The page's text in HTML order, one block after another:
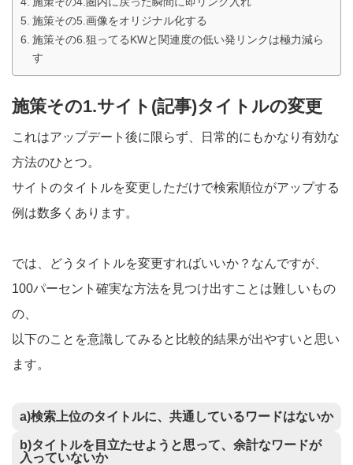
施策その5.画像をオリジナル化する
施策その6.狙ってるKWと関連度の低い発リンクは極力減ら
す
施策その1.サイト(記事)タイトルの変更
これはアップデート後に限らず、日常的にもかなり有効な
方法のひとつ。
サイトのタイトルを変更しただけで検索順位がアップする
例は数多くあります。
では、どうタイトルを変更すればいいか？なんですが、
100パーセント確実な方法を見つけ出すことは難しいもの
の、
以下のことを意識してみると比較的結果が出やすいと思い
ます。
a)検索上位のタイトルに、共通しているワードはないか
b)タイトルを目立たせようと思って、余計なワードが
入っていないか